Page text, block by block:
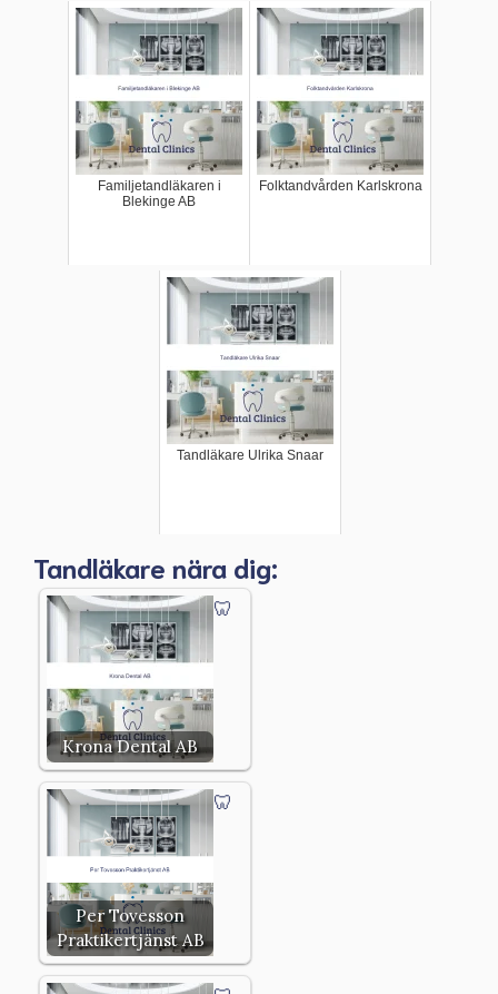
Familjetandläkaren i
Blekinge AB
Folktandvården Karlskrona
Tandläkare Ulrika Snaar
Tandläkare nära dig:
Krona Dental AB
Per Tovesson
Praktikertjänst AB